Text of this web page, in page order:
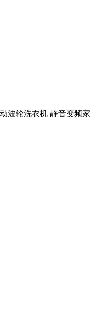
波轮洗衣机 静音变频家